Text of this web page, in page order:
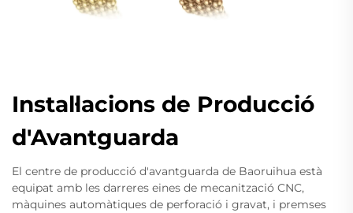
Instal·lacions de Producció
d'Avantguarda
El centre de producció d'avantguarda de Baoruihua està
equipat amb les darreres eines de mecanització CNC,
màquines automàtiques de perforació i gravat, i premses